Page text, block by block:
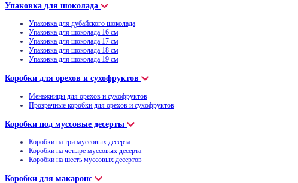
Упаковка для шоколада
Упаковка для дубайского шоколада
Упаковка для шоколада 16 см
Упаковка для шоколада 17 см
Упаковка для шоколада 18 см
Упаковка для шоколада 19 см
Коробки для орехов и сухофруктов
Менажницы для орехов и сухофруктов
Прозрачные коробки для орехов и сухофруктов
Коробки под муссовые десерты
Коробки на три муссовых десерта
Коробки на четыре муссовых десерта
Коробки на шесть муссовых десертов
Коробки для макаронс